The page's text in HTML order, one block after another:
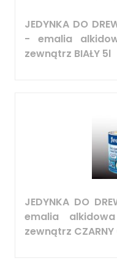
JEDYNKA DO
- emalia
zewnątrz BIAŁY 5l
JEDYNKA DO
emalia
zewnątrz CZARNY